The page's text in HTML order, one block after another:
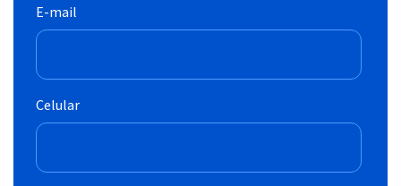
E-mail
Celular